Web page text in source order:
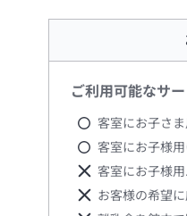
ご利用可能なサ
客室にお子さ
客室にお子様
客室にお子様
お客様の希望